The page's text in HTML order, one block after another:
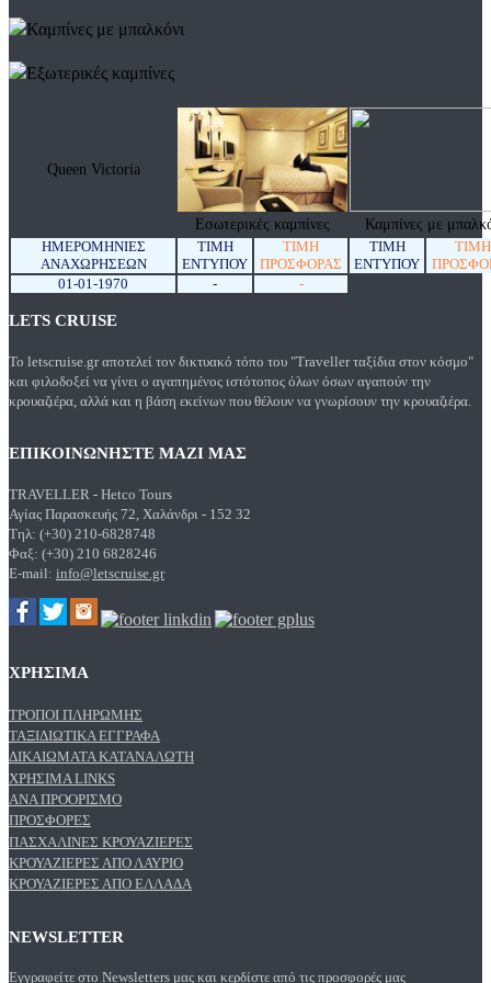
Καμπίνες με μπαλκόνι
Εξωτερικές καμπίνες
Queen Victoria
Εσωτερικές καμπίνες
Καμπίνες με
ΗΜΕΡΟΜΗΝΊΕΣ
ΑΝΑΧΩΡΉΣΕΩΝ
ΤΙΜΗ
ΕΝΤΥΠΟΥ
ΤΙΜΗ
ΠΡΟΣΦΟΡΑΣ
ΤΙΜΗ
ΕΝΤΥΠΟΥ
ΤΙΜΗ
01-01-1970
- -
LETS CRUISE
Το letscruise.gr αποτελεί τον δικτυακό τόπο του "Traveller ταξίδια στον κόσμο"
και φιλοδοξεί να γίνει ο αγαπημένος ιστότοπος όλων όσων αγαπούν την
κρουαζιέρα, αλλά και η βάση εκείνων που θέλουν να γνωρίσουν την κρουαζιέρα.
ΕΠΙΚΟΙΝΩΝΗΣΤΕ ΜΑΖΙ ΜΑΣ
TRAVELLER - Hetco Tours
Αγίας Παρασκευής 72, Χαλάνδρι - 152 32
Τηλ: (+30) 210-6828748
Φαξ: (+30) 210 6828246
E-mail: info@letscruise.gr
ΧΡΗΣΙΜΑ
ΤΡΌΠΟΙ ΠΛΗΡΩΜΉΣ
ΤΑΞΙΔΙΩΤΙΚΆ ΈΓΓΡΑΦΑ
ΔΙΚΑΙΏΜΑΤΑ ΚΑΤΑΝΑΛΩΤΉ
ΧΡΉΣΙΜΑ LINKS
ΑΝΑ ΠΡΟΟΡΙΣΜΌ
ΠΡΟΣΦΟΡΈΣ
ΠΑΣΧΑΛΙΝΈΣ ΚΡΟΥΑΖΙΈΡΕΣ
ΚΡΟΥΑΖΙΈΡΕΣ ΑΠΌ ΛΑΎΡΙΟ
ΚΡΟΥΑΖΙΈΡΕΣ ΑΠΌ ΕΛΛΆΔΑ
NEWSLETTER
Εγγραφείτε στο Newsletters μας και κερδίστε από τις προσφορές μας